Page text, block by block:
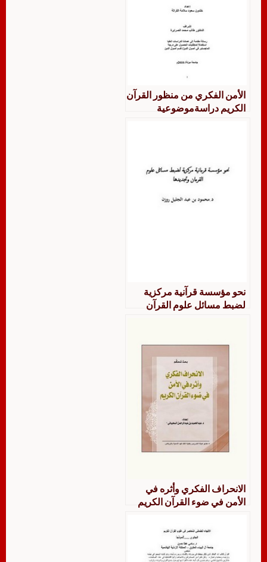
الأمن الفكري من منظور القرآن
الكريم دراسةموضوعية
نحو مؤسسة قرآنية مركزية
لضبط مسائل علوم القرآن
الانحراف الفكري وأثره في
الأمن في ضوء القرآن الكريم